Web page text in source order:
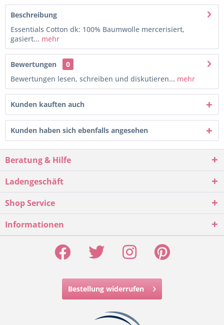
Beschreibung
Essentials Cotton dk: 100% Baumwolle mercerisiert,
gasiert... mehr
Bewertungen
0
Bewertungen lesen, schreiben und diskutieren... mehr
Kunden kauften auch
Kunden haben sich ebenfalls angesehen
Beratung & Hilfe
Ladengeschäft
Shop Service
Informationen
Bestellung widerrufen